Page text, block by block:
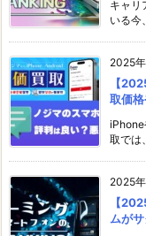
キャリ
いる今
2025
【
取価
iPhone
取では
2025
【
ムが